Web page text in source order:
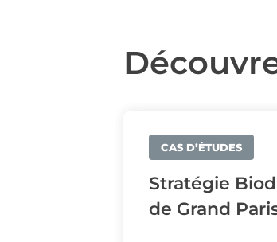
CAS D’ÉTUDES
Stratégie
de Grand